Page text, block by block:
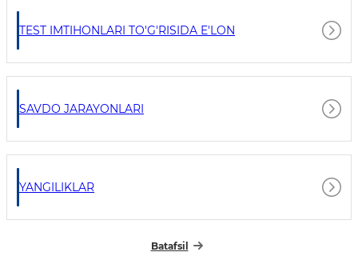
TEST IMTIHONLARI TO'G'RISIDA E'LON
SAVDO JARAYONLARI
YANGILIKLAR
Batafsil